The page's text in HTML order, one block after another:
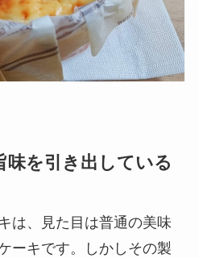
味を引き出している
は、見た目は普通の美味
ーキです。しかしその製